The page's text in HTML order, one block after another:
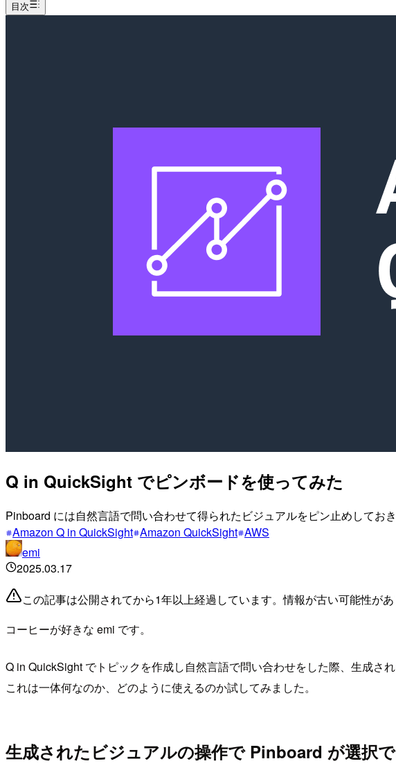
目次
Q in QuickSight でピンボードを使ってみた
Pinboard には自然言語で問い合わせて得られたビジュアルをピン止めしてお
Amazon Q in QuickSight Amazon QuickSight AWS
emi
2025.03.17
この記事は公開されてから1年以上経過しています。情報が古い可能性があ
コーヒーが好きな emi です。
Q in QuickSight でトピックを作成し自然言語で問い合わせをした際、生成さ
これは一体何なのか、どのように使えるのか試してみました。
生成されたビジュアルの操作で Pinboard が選択